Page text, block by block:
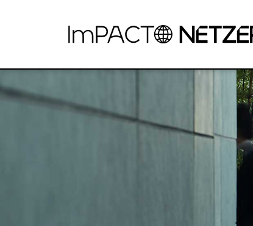
AMBIÇÃO NET ZERO: